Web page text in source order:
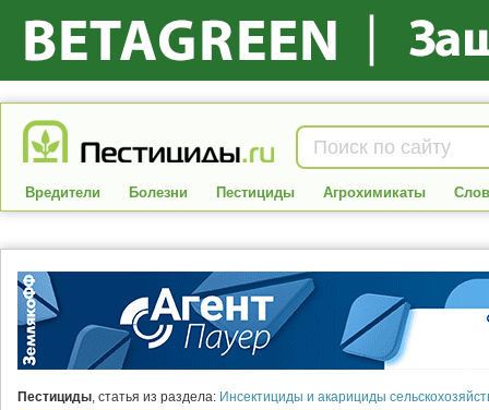
Вредители Болезни Пестициды Агрохимикаты
Пестициды, статья из раздела: Инсектициды и акарициды